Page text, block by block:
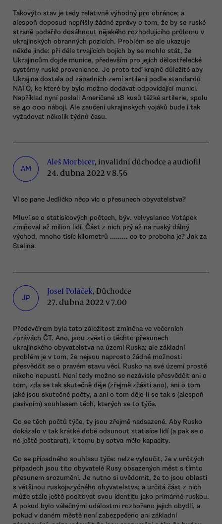
Takovýto stav je tedy relativně výhodný pro obránce; a
alespoň doposud nepřišly žádné zprávy o tom, že by se ruské
straně podařilo dosáhnout nějakého rozhodujícího průlomu v
ukrajinských obranných pozicích. Problém se ale ukazuje
někde jinde: při déle trvajících bojích by se mohlo stát, že
Ukrajincům dojde munice, především pro jejich dělostřelecké
systémy ruské provenience. Je proto teď krajně důležité aby
Ukrajina dostala od západních zemí artilerii podle standardů
NATO, ke které by bylo možno dodávat odpovídající munici.
Například nyní poslali Američané 18 kusů těžké artilerie, spolu
se 40 000 náboji. Ale zaučení ukrajinských vojáků bude i tak
vyžadovat několik týdnů času.
AM
Aleš Morbicer, invalidní důchodce a audiofil
24. dubna 2022 v 8.56
Ví se pane Jedličko něco víc o přesunech obyvatelstva?
Mluví se o statisícových počtech, býv. velvyslanec Votápek
zmiňoval až milion lidí. Část z nich prý až na ruský dálný
východ, mnoho tisíc kilometrů ......... co to proboha je? Jak za
Stalina.
JP
Josef Poláček, Důchodce
27. dubna 2022 v 7.00
Předevčírem byla tato záležitost zmíněna ve večerních
zprávách ČT. Ano, jsou zvěsti o těchto přesunech
ukrajinského obyvatelstva na území Ruska; ale základní
problém je v tom, že nejsou naprosto žádné možnosti
přesvědčit se o pravém stavu věcí. Rusko na své území prostě
nikoho nepustí. Není tedy možno se nezávisle přesvědčit ani o
tom, zda se tak skutečně děje (zřejmě zčásti ano), ani o tom
jaké jsou skutečné počty, a ani o tom děje-li se tak s (alespoň
pasivním) souhlasem těch, kterých se to týče.
Co se těch počtů týče, ty jsou zřejmě nadsazené. Aby Rusko
dokázalo v tak krátké době odsunout statisíce lidí (a pak se o
ně ještě postarat), k tomu by sotva mělo kapacity.
Co se případného souhlasu týče: nelze vyloučit, že v určitých
případech jsou tito obyvatelé Rusy obsazených měst s tímto
přesunem srozuměni. Je nutno si uvědomit, že to jsou oblasti
s většinou ruskojazyčného obyvatelstva; a určitá část z nich
může stále ještě pociťovat svou identitu jako primárně ruskou.
A pokud bylo válečnými událostmi rozbořeno jejich obydlí, a
pokud v daném městě není zabezpečeno ani základní